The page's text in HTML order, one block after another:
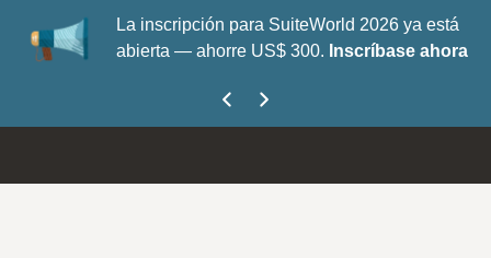
La inscripción para SuiteWorld 2026 ya está
abierta — ahorre US$ 300. Inscríbase ahora